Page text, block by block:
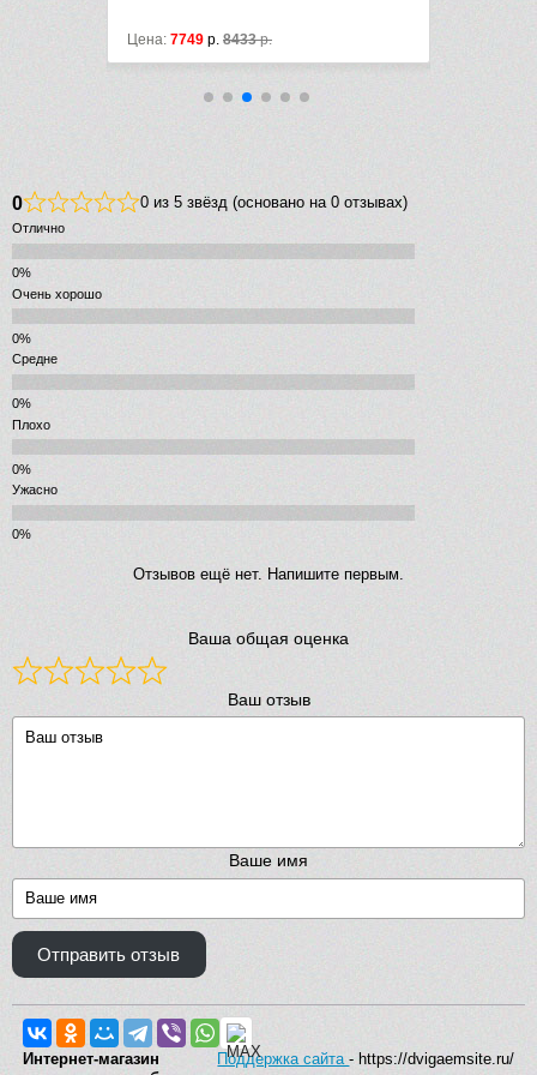
Цена:20717
0 0 из 5 звёзд (основано на 0 отзывах)
Отлично
Очень хорошо
Средне
Плохо
Ужасно
Отзывов ещё нет. Напишите первым.
Ваша общая оценка
Ваш отзыв
Ваше имя
Отправить отзыв
Поддержка сайта- https://dvigaemsite.ru/
Интернет-магазин